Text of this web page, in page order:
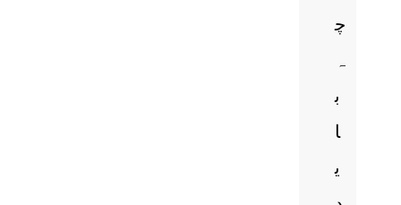
چ
ہ
ب
ا
ی